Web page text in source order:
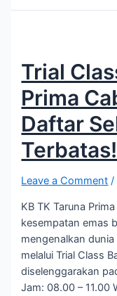
Trial
Prima
Daftar
Terbatas!
Leave a Comment /
KB TK Taruna
kesempatan emas
mengenalkan
melalui Trial Class
diselenggarakan
Jam: 08.00 – 11.00